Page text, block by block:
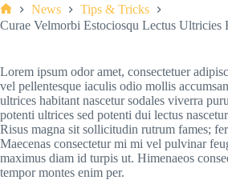
Home
News
Tips & Tricks
Curae Velmorbi Estociosqu Lectus Ultricies
Lorem ipsum odor amet, consectetuer
vel pellentesque iaculis odio mollis
ultrices habitant nascetur sodales viverra
potenti ultrices sed potenti dui lectus
Risus magna sit sollicitudin rutrum fames;
Maecenas consectetur mi mi vel pulvinar
maximus diam id turpis ut. Himenaeos
tempor montes enim per.